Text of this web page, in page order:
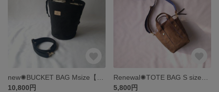
10,800円
5,800円